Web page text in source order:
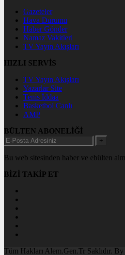
Gazeteler
Hava Durumu
Haber Gönder
Namaz Vakitleri
TV Yayın Akışları
HIZLI SERVİS
TV Yayın Akışları
Yazarlar Site
Tenis İddaa
Basketbol Canlı
AMP
BÜLTEN ABONELİĞİ
+
Bu web sitesinden haber ve ebülten
BİZİ TAKİP ET
Tüm Hakları Alem.Gen.Tr Saklıdır.